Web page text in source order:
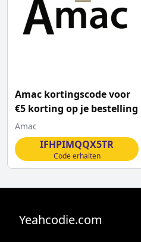
Amac kortingscode voor
€5 korting op je bestelling
Amac
IFHPIMQQX5TR
Code erhalten
Yeahcodie.com